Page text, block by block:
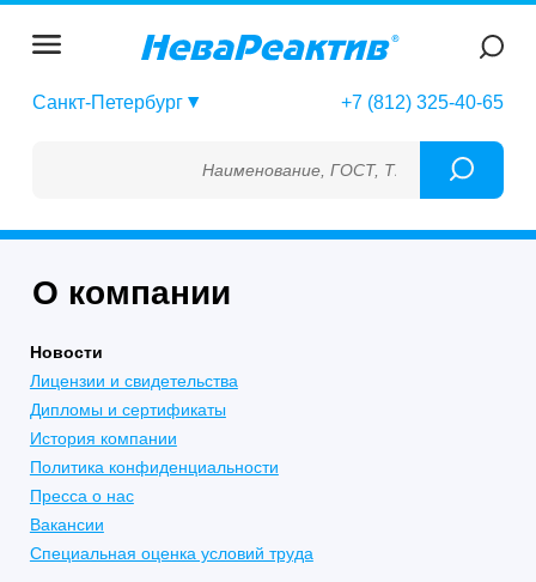
Санкт-Петербург +7 (812) 325-40-65
Наименование, ГОСТ, ТУ, ГСО, МСО, ОСО,
О компании
Новости
Лицензии и свидетельства
Дипломы и сертификаты
История компании
Политика конфиденциальности
Пресса о нас
Вакансии
Специальная оценка условий труда